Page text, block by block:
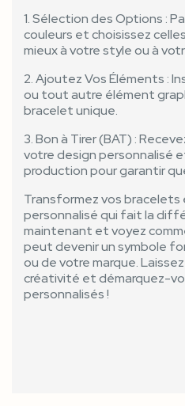
1. Sélection des Options :
couleurs et choisissez
mieux à votre style ou à
2. Ajoutez Vos Éléments :
ou tout autre élément
bracelet unique.
3. Bon à Tirer (BAT) :
votre design personnalisé
production pour garantir
Transformez vos
personnalisé qui fait la
maintenant et voyez
peut devenir un symbole
ou de votre marque.
créativité et démarquez-
personnalisés !